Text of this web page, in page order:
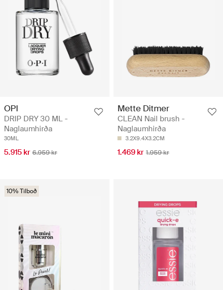
OPI
DRIP DRY 30 ML -
Naglaumhirða
30ML
5.915 kr 6.959 kr
Mette Ditmer
CLEAN Nail brush -
Naglaumhirða
3.2X9.4X3.2CM
1.469 kr 1.959 kr
10% Tilboð